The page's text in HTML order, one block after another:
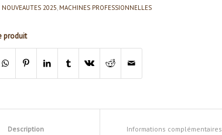
2025 MACHINES PROFESSIONNELLES
produit
Description Informations complémentaires